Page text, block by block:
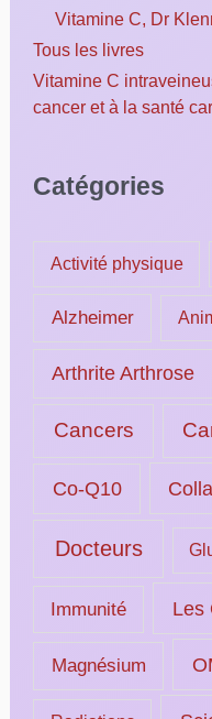
Vitamine C, Dr
Tous les livres
Vitamine C
cancer et à la santé
Catégories
Activité physique
Alzheimer
Arthrite Arthrose
Cancers
Co-Q10
Docteurs
Immunité Les
Magnésium